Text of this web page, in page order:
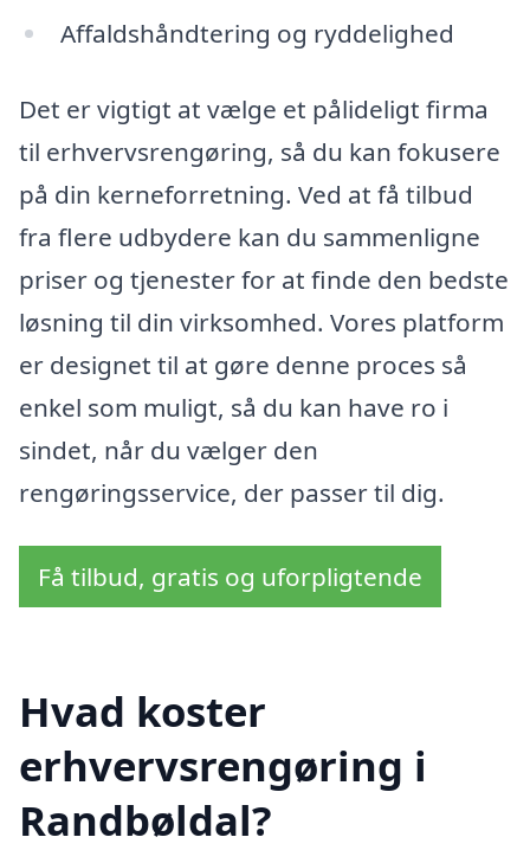
Affaldshåndtering og ryddelighed
Det er vigtigt at vælge et pålideligt firma
til erhvervsrengøring, så du kan fokusere
på din kerneforretning. Ved at få tilbud
fra flere udbydere kan du sammenligne
priser og tjenester for at finde den bedste
løsning til din virksomhed. Vores platform
er designet til at gøre denne proces så
enkel som muligt, så du kan have ro i
sindet, når du vælger den
rengøringsservice, der passer til dig.
Få tilbud, gratis og uforpligtende
Hvad koster
erhvervsrengøring i
Randbøldal?